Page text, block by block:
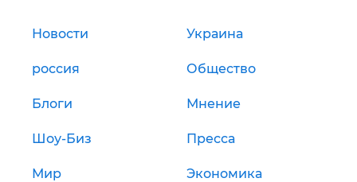
Новости Украина
россия Общество
Блоги Мнение
Шоу-Биз Пресса
Мир Экономика